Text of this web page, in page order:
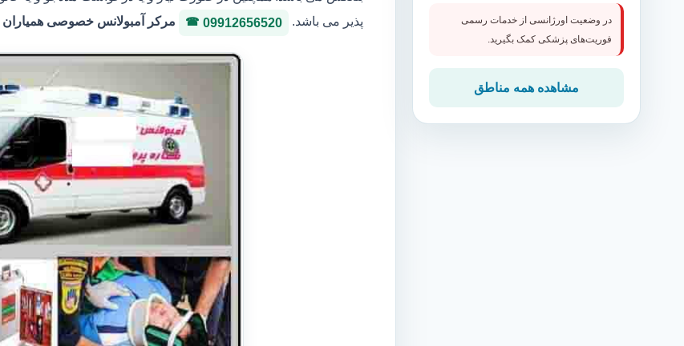
پذیر می باشد.
09912656520 مرکر آمبولانس خصوصی همیاران سلامت ایثار 36146400
در وضعیت اورژانسی از خدمات رسمی
فوریت‌های پزشکی کمک بگیرید.
مشاهده همه مناطق